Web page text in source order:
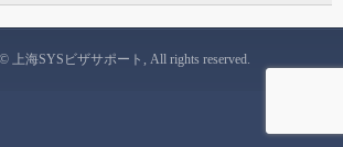
上海SYSビザサポート, All rights reserved.